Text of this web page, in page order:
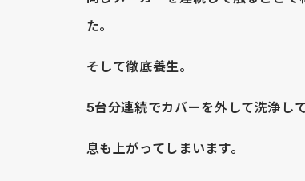
た。
そして徹底養生。
5台分連続でカバーを外して洗浄し
息も上がってしまいます。